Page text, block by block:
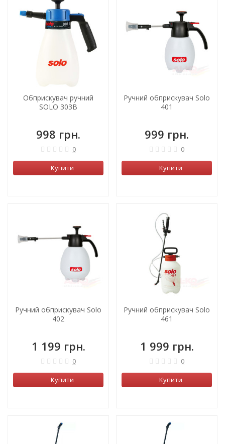
Обприскувач ручний
SOLO 303B
998 грн.
0
Купити
Ручний обприскувач Solo
401
999 грн.
0
Купити
Ручний обприскувач Solo
402
1 199 грн.
0
Купити
Ручний обприскувач Solo
461
1 999 грн.
0
Купити